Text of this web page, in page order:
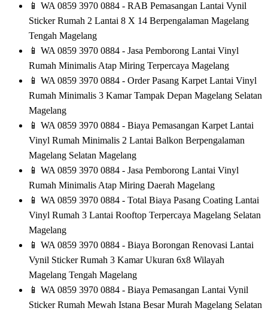
📱 WA 0859 3970 0884 - RAB Pemasangan Lantai Vynil
Sticker Rumah 2 Lantai 8 X 14 Berpengalaman Magelang
Tengah Magelang
📱 WA 0859 3970 0884 - Jasa Pemborong Lantai Vinyl
Rumah Minimalis Atap Miring Terpercaya Magelang
📱 WA 0859 3970 0884 - Order Pasang Karpet Lantai Vinyl
Rumah Minimalis 3 Kamar Tampak Depan Magelang Selatan
Magelang
📱 WA 0859 3970 0884 - Biaya Pemasangan Karpet Lantai
Vinyl Rumah Minimalis 2 Lantai Balkon Berpengalaman
Magelang Selatan Magelang
📱 WA 0859 3970 0884 - Jasa Pemborong Lantai Vinyl
Rumah Minimalis Atap Miring Daerah Magelang
📱 WA 0859 3970 0884 - Total Biaya Pasang Coating Lantai
Vinyl Rumah 3 Lantai Rooftop Terpercaya Magelang Selatan
Magelang
📱 WA 0859 3970 0884 - Biaya Borongan Renovasi Lantai
Vynil Sticker Rumah 3 Kamar Ukuran 6x8 Wilayah
Magelang Tengah Magelang
📱 WA 0859 3970 0884 - Biaya Pemasangan Lantai Vynil
Sticker Rumah Mewah Istana Besar Murah Magelang Selatan